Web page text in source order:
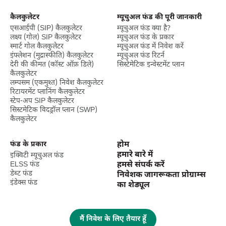
कैलकुलेटर
एसआईपी (SIP) कैलकुलेटर
लक्ष्‍य (गोल) SIP कैलकुलेटर
स्मार्ट गोल कैलकुलेटर
इंफ्लेशन (मुद्रास्फीति) कैलकुलेटर
देरी की कीमत (कॉस्ट ऑफ़ डिले)
कैलकुलेटर
लम्पसम (एकमुश्त) निवेश कैलकुलेटर
रिटायरमेंट प्लानिंग कैलकुलेटर
स्टेप-अप SIP कैलकुलेटर
सिस्टमेटिक विदड्रॉल प्लान (SWP)
कैलकुलेटर
म्यूचुअल फंड की पूरी जानकारी
म्यूचुअल फंड क्या है?
म्यूचुअल फंड के प्रकार
म्यूचुअल फंड में निवेश करें
म्यूचुअल फंड रिटर्न
सिस्टेमेटिक इन्वेस्टमेंट प्लान
फंड के प्रकार
इक्विटी म्यूचुअल फंड
ELSS फंड
डेब्ट फंड
इंडेक्स फंड
होम
हमारे बारे में
हमसे संपर्क करें
निवेशक जागरूकता प्रोग्राम्स
का शेड्यूल
मैं निवेश के लिए तैयार हूँ